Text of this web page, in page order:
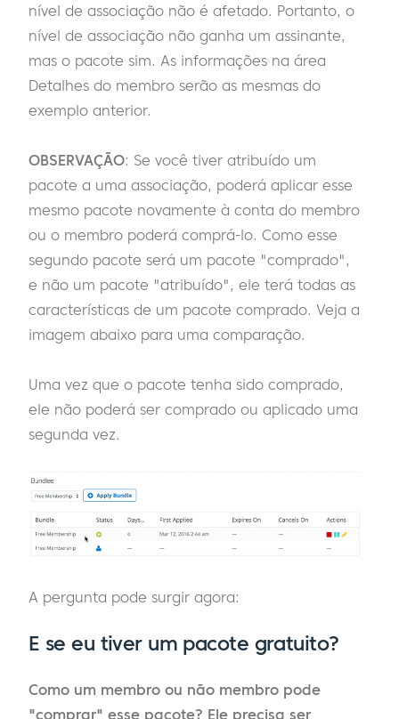
nível de associação não é afetado. Portanto, o
nível de associação não ganha um assinante,
mas o pacote sim. As informações na área
Detalhes do membro serão as mesmas do
exemplo anterior.
OBSERVAÇÃO: Se você tiver atribuído um
pacote a uma associação, poderá aplicar esse
mesmo pacote novamente à conta do membro
ou o membro poderá comprá-lo. Como esse
segundo pacote será um pacote "comprado",
e não um pacote "atribuído", ele terá todas as
características de um pacote comprado. Veja a
imagem abaixo para uma comparação.
Uma vez que o pacote tenha sido comprado,
ele não poderá ser comprado ou aplicado uma
segunda vez.
A pergunta pode surgir agora:
E se eu tiver um pacote gratuito?
Como um membro ou não membro pode
"comprar" esse pacote? Ele precisa ser